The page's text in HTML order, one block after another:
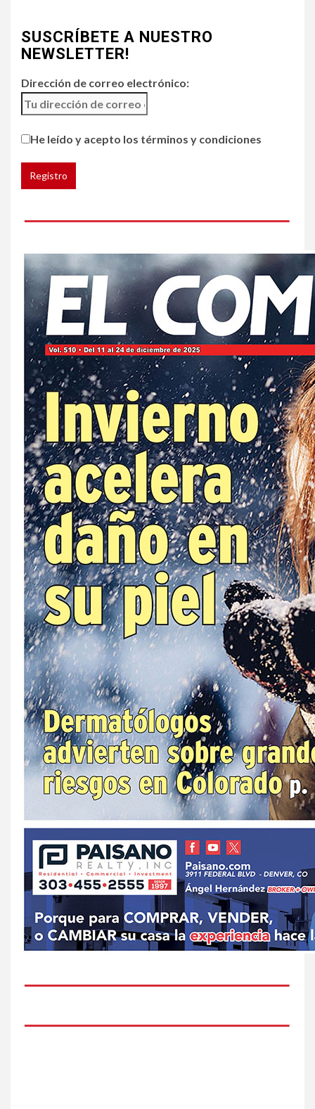
Chipotle retira chiles
jalapeños de varios
5
HOGAR Y SALUD
Generación Z ignora riesgo
de cáncer al broncearse
SUSCRÍBETE A NUESTRO
NEWSLETTER!
Dirección de correo electrónico:
He leído y acepto los términos y condiciones